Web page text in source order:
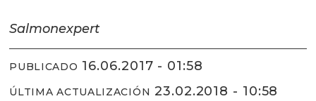
Salmonexpert
PUBLICADO 16.06.2017 - 01:58
ÚLTIMA ACTUALIZACIÓN 23.02.2018 - 10:58